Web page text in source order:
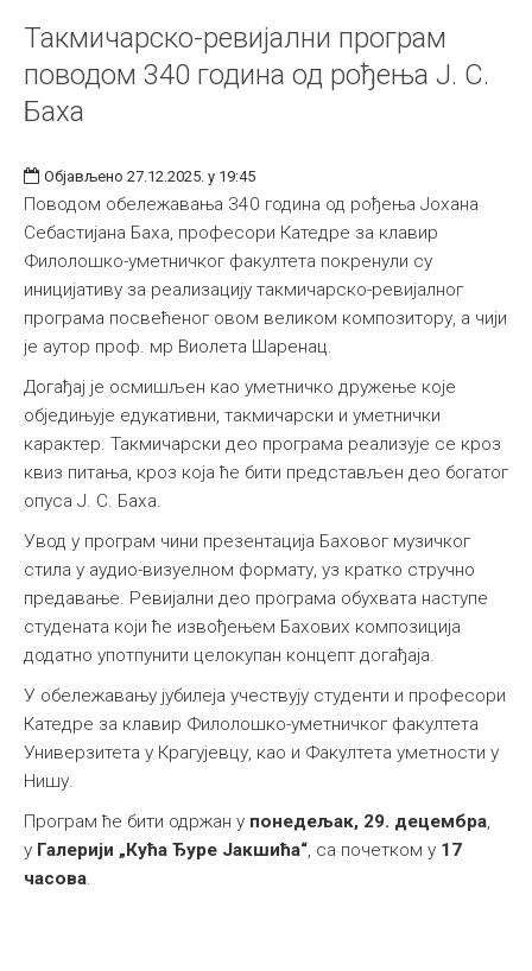
Такмичарско-ревијални програм
поводом 340 година од рођења Ј. С.
Баха
Објављено 27.12.2025. у 19:45
Поводом обележавања 340 година од рођења Јохана
Себастијана Баха, професори Катедре за клавир
Филолошко-уметничког факултета покренули су
иницијативу за реализацију такмичарско-ревијалног
програма посвећеног овом великом композитору, а чији
је аутор проф. мр Виолета Шаренац.
Догађај је осмишљен као уметничко дружење које
обједињује едукативни, такмичарски и уметнички
карактер. Такмичарски део програма реализује се кроз
квиз питања, кроз која ће бити представљен део богатог
опуса Ј. С. Баха.
Увод у програм чини презентација Баховог музичког
стила у аудио-визуелном формату, уз кратко стручно
предавање. Ревијални део програма обухвата наступе
студената који ће извођењем Бахових композиција
додатно употпунити целокупан концепт догађаја.
У обележавању јубилеја учествују студенти и професори
Катедре за клавир Филолошко-уметничког факултета
Универзитета у Крагујевцу, као и Факултета уметности у
Нишу.
Програм ће бити одржан у понедељак, 29. децембра,
у Галерији „Кућа Ђуре Јакшића“, са почетком у 17
часова.